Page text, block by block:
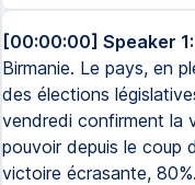
[00:00:00] Speaker 1:
Birmanie. Le pays, en
des élections
vendredi confirment la
pouvoir depuis le coup
victoire écrasante,